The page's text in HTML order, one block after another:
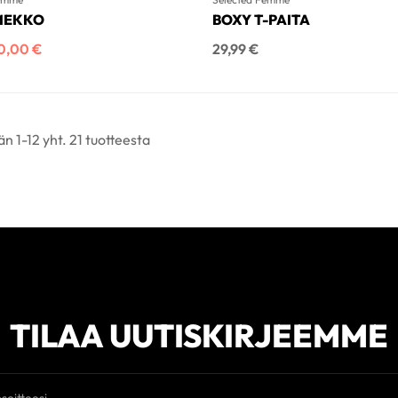
€
BOXY T-PAITA
Hinta
29,99 €
1-12 yht. 21 tuotteesta
TILAA UUTISKIRJEEMME